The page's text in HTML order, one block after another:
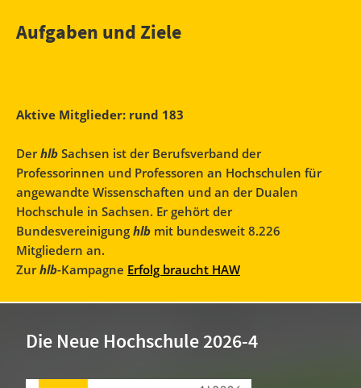
Aufgaben und Ziele
Aktive Mitglieder: rund 183
Derhlb Sachsen ist der Berufsverband der
Professorinnen und Professoren an Hochschulen für
angewandte Wissenschaften und an der Dualen
Hochschule in Sachsen. Er gehört der
Bundesvereinigung hlb mit bundesweit 8.226
Mitgliedern an.
Zurhlb-Kampagne Erfolg braucht HAW
Die Neue Hochschule 2026-4